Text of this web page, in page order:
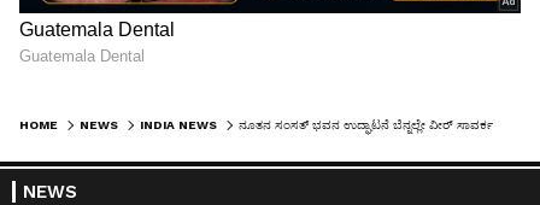
HOME NEWS INDIA NEWS
NEWS